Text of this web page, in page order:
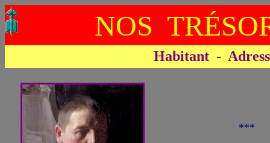
NOS
Habitant -